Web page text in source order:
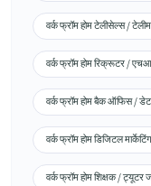
वर्क फ्रॉम होम टेलीसेल्स /
वर्क फ्रॉम होम रिक्रूटर /
वर्क फ्रॉम होम बैक ऑफिस /
वर्क फ्रॉम होम डिजिटल
वर्क फ्रॉम होम शिक्षक / ट्यूटर